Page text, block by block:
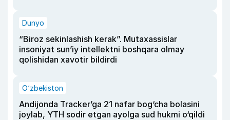
Dunyo
“Biroz sekinlashish kerak”. Mutaxassislar
insoniyat sun’iy intellektni boshqara olmay
qolishidan xavotir bildirdi
O‘zbekiston
Andijonda Tracker’ga 21 nafar bog‘cha bolasini
joylab, YTH sodir etgan ayolga sud hukmi o‘qildi